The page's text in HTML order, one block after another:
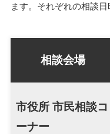
ます。それぞれの相談
相談会場
市役所 市民相談コ
ーナー